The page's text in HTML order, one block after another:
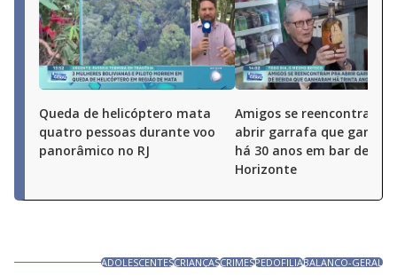
Queda de helicóptero mata
quatro pessoas durante voo
panorâmico no RJ
Amigos se reencontram
abrir garrafa que
há 30 anos em bar de
Horizonte
ADOLESCENTESCRIANÇASCRIMESPEDOFILIABALANCO-GERAL